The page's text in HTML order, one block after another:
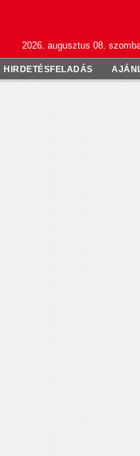
2026. augusztus 08.
HIRDETÉSFELADÁS